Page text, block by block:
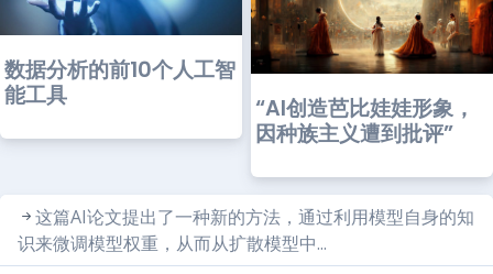
数据分析的前10个人工智
能工具
“AI创造芭比娃娃形象，
因种族主义遭到批评”
这篇AI论文提出了一种新的方法，通过利用模型自身的知
识来微调模型权重，从而从扩散模型中...